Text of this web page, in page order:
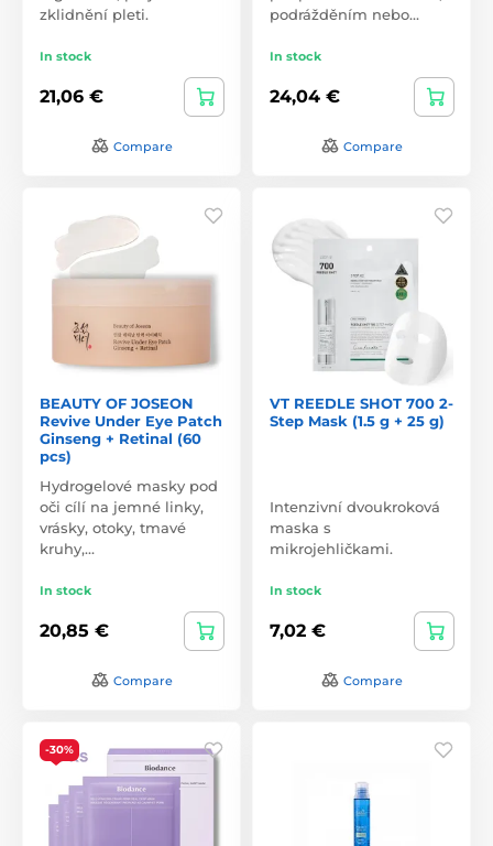
zklidnění pleti.
In stock
21,06 €
Compare
podrážděním nebo…
In stock
24,04 €
Compare
BEAUTY OF JOSEON
Revive Under Eye Patch
Ginseng + Retinal (60
pcs)
Hydrogelové masky pod
oči cílí na jemné linky,
vrásky, otoky, tmavé
kruhy,…
In stock
20,85 €
Compare
VT REEDLE SHOT 700 2-
Step Mask (1.5 g + 25 g)
Intenzivní dvoukroková
maska s
mikrojehličkami.
In stock
7,02 €
Compare
-30%